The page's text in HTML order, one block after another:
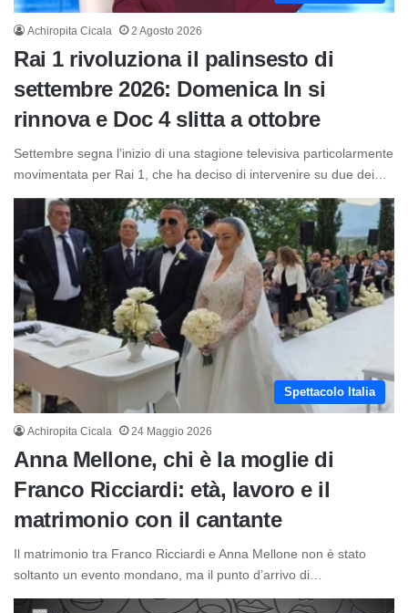
Achiropita Cicala 2 Agosto 2026
Rai 1 rivoluziona il palinsesto di
settembre 2026: Domenica In si
rinnova e Doc 4 slitta a ottobre
Settembre segna l’inizio di una stagione televisiva particolarmente
movimentata per Rai 1, che ha deciso di intervenire su due dei…
Spettacolo Italia
Achiropita Cicala 24 Maggio 2026
Anna Mellone, chi è la moglie di
Franco Ricciardi: età, lavoro e il
matrimonio con il cantante
Il matrimonio tra Franco Ricciardi e Anna Mellone non è stato
soltanto un evento mondano, ma il punto d’arrivo di…